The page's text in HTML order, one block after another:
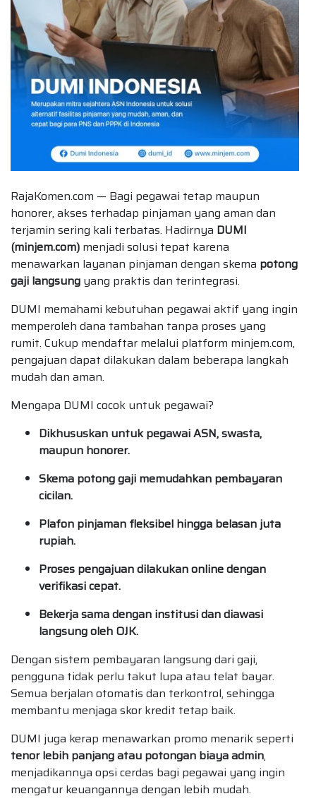
RajaKomen.com — Bagi pegawai tetap maupun
honorer, akses terhadap pinjaman yang aman dan
terjamin sering kali terbatas. Hadirnya DUMI
(minjem.com) menjadi solusi tepat karena
menawarkan layanan pinjaman dengan skema potong
gaji langsung yang praktis dan terintegrasi.
DUMI memahami kebutuhan pegawai aktif yang ingin
memperoleh dana tambahan tanpa proses yang
rumit. Cukup mendaftar melalui platform minjem.com,
pengajuan dapat dilakukan dalam beberapa langkah
mudah dan aman.
Mengapa DUMI cocok untuk pegawai?
Dikhususkan untuk pegawai ASN, swasta,
maupun honorer.
Skema potong gaji memudahkan pembayaran
cicilan.
Plafon pinjaman fleksibel hingga belasan juta
rupiah.
Proses pengajuan dilakukan online dengan
verifikasi cepat.
Bekerja sama dengan institusi dan diawasi
langsung oleh OJK.
Dengan sistem pembayaran langsung dari gaji,
pengguna tidak perlu takut lupa atau telat bayar.
Semua berjalan otomatis dan terkontrol, sehingga
membantu menjaga skor kredit tetap baik.
DUMI juga kerap menawarkan promo menarik seperti
tenor lebih panjang atau potongan biaya admin,
menjadikannya opsi cerdas bagi pegawai yang ingin
mengatur keuangannya dengan lebih mudah.